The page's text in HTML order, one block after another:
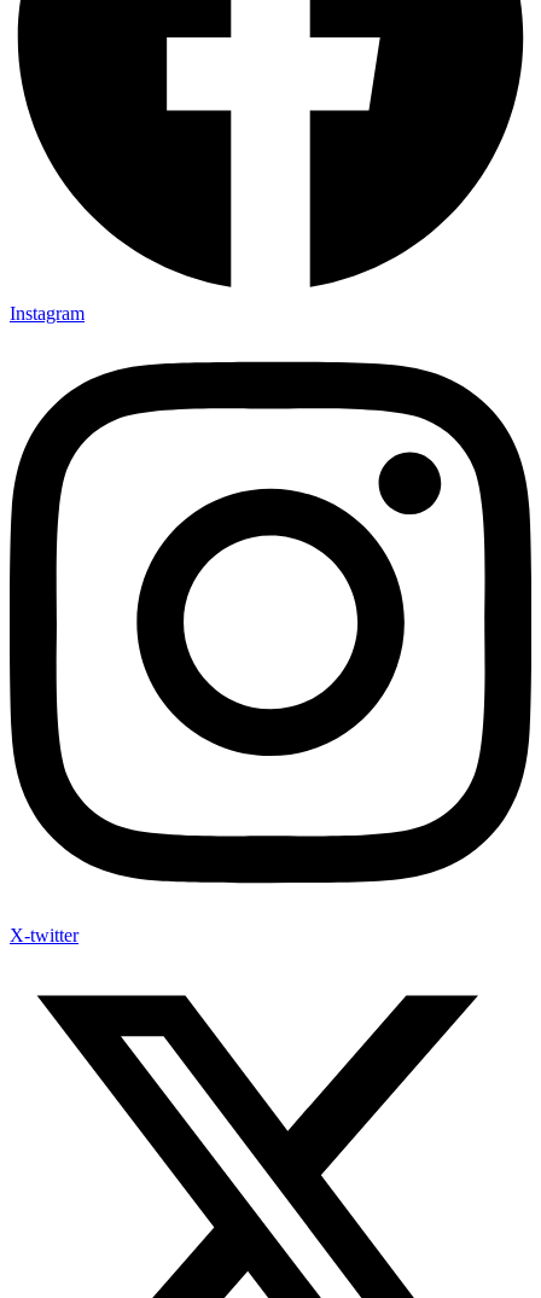
Instagram
X-twitter